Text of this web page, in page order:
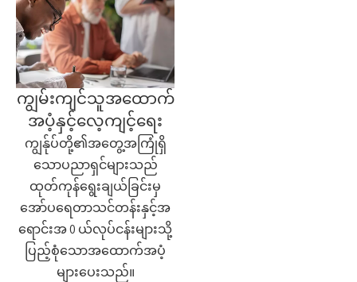
ကျွမ်းကျင်သူအထောက်
အပံ့နှင့်လေ့ကျင့်ရေး
ကျွန်ုပ်တို့၏အတွေ့အကြုံရှိ
သောပညာရှင်များသည်
ထုတ်ကုန်ရွေးချယ်ခြင်းမှ
အော်ပရေတာသင်တန်းနှင့်အ
ရောင်းအ 0 ယ်လုပ်ငန်းများသို့
ပြည့်စုံသောအထောက်အပံ့
များပေးသည်။